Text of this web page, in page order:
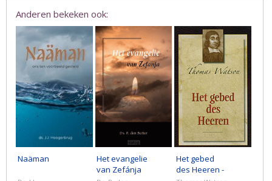
Anderen bekeken ook:
Naäman
Het evangelie
van Zefánja
Het gebed
des Heeren -